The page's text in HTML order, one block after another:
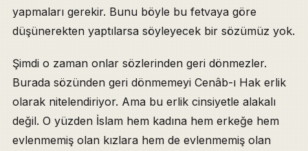
yapmaları gerekir. Bunu böyle bu fetvaya göre
düşünerekten yaptılarsa söyleyecek bir sözümüz yok.
Şimdi o zaman onlar sözlerinden geri dönmezler.
Burada sözünden geri dönmemeyi Cenâb-ı Hak erlik
olarak nitelendiriyor. Ama bu erlik cinsiyetle alakalı
değil. O yüzden İslam hem kadına hem erkeğe hem
evlenmemiş olan kızlara hem de evlenmemiş olan